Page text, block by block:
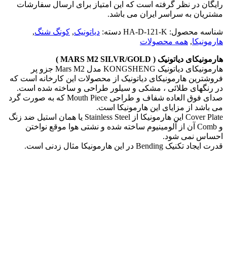
رایگان در نظر گرفته است که این امتیاز برای ارسال سفارشات
مشتریان به سراسر ایران می باشد.
شناسه محصول: HA-D-121-K دسته: دیاتونیک, کونگ شنگ,
هارمونیکا, همه محصولات
هارمونیکای دیاتونیک ( MARS M2 SILVR/GOLD )
هارمونیکای دیاتونیک KONGSHENG مدل Mars M2 جزو پر
فروشترین هارمونیکای دیاتونیک از محصولات این کارخانه است که
در رنگهای طلائی ، مشکی و سیلور طراحی و ساخته شده است.
صدای فوق العاده شفاف و طراحی Mouth Piece که به صورت گرد
می باشد از مزایای این هارمونیکا است.
Cover Plate این هارمونیکا از Stainless Steel یا همان استیل ضد زنگ
و Comb آن از آلومینیوم ساخته شده و نشتی هوا موقع نواختن
احساس نمی شود.
قدرت ایجاد تکنیک Bending در این هارمونیکا مثال زدنی است.